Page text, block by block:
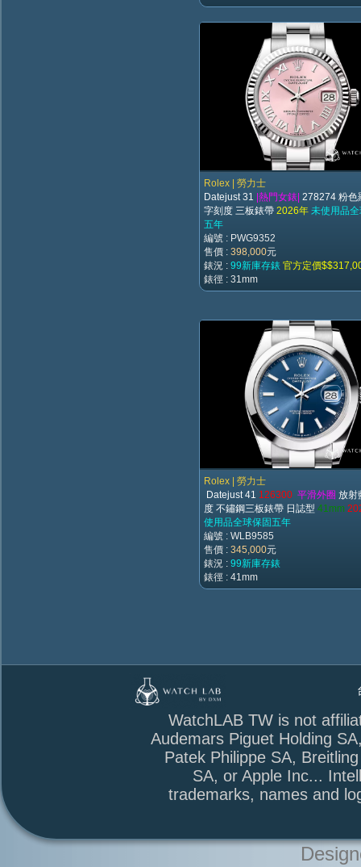
Rolex | 勞力士
Datejust 31 |熱門女錶| 278274 粉色
字刻度 三板錶帶 2026年 未使用品
五年
編號 : PWG9352
售價 : 398,000元
錶況 : 99新庫存錶 官方定價
錶徑 : 31mm
Rolex | 勞力士
Datejust 41 126300 平滑外圈 放射
度 不鏽鋼三板錶帶 日誌型 41mm
使用品全球保固五年
編號 : WLB9585
售價 : 345,000元
錶況 : 99新庫存錶
錶徑 : 41mm
台北市萬
WatchLAB TW is not
Audemars Piguet Holding
Patek Philippe SA,
SA, or Apple Inc...
trademarks, names and